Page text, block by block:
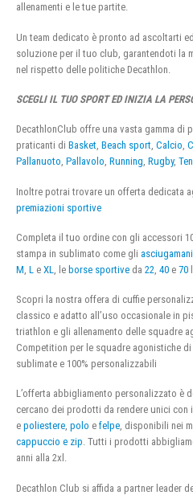
allenamenti e le tue partite.
Un team dedicato è pronto ad ascoltarti
soluzione per il tuo club, garantendoti la
nel rispetto delle politiche Decathlon.
SCEGLI IL TUO SPORT ED INIZIA LA
DecathlonClub offre una vasta gamma di
praticanti di Basket, Beach sport, Calcio,
Pallanuoto, Pallavolo, Running, Rugby,
Inoltre potrai trovare un offerta dedicata
premiazioni sportive
Completa il tuo ordine con gli accessori
stampa in sublimato come gli asciugamani
M L e XL , le borse sportive da 22 40 e 70
Scopri la nostra offera di cuffie
classico e adatto all’uso occasionale in
triathlon e gli allenamento delle squadre
Competition per le squadre agonistiche
sublimate e 100% personalizzabili
L’offerta abbigliamento personalizzato è
cercano dei prodotti da rendere unici
e poliestere, polo e felpe, disponibili nei
cappuccio e zip. Tutti i prodotti
anni alla 2xl.
Decathlon Club si affida a partner leader